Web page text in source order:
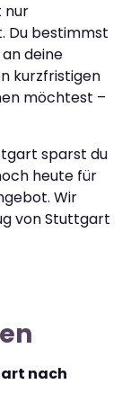
nur
Du bestimmst
deine
kurzfristigen
möchtest –
sparst du
heute für
Wir
von Stuttgart
nach